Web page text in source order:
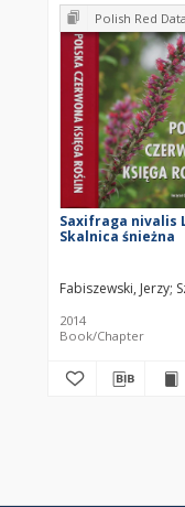
Polish Red Data Book of Plants : Pteridophytes
Saxifraga nivalis
Skalnica śnieżna
Fabiszewski, Jerzy
2014
Book/Chapter